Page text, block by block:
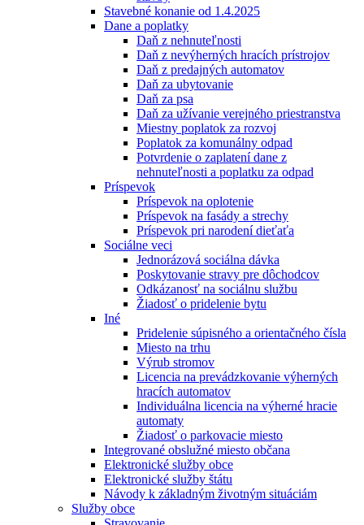
Stavebné konanie od 1.4.2025
Dane a poplatky
Daň z nehnuteľnosti
Daň z nevýherných hracích prístrojov
Daň z predajných automatov
Daň za ubytovanie
Daň za psa
Daň za užívanie verejného priestranstva
Miestny poplatok za rozvoj
Poplatok za komunálny odpad
Potvrdenie o zaplatení dane z
nehnuteľnosti a poplatku za odpad
Príspevok
Príspevok na oplotenie
Príspevok na fasády a strechy
Príspevok pri narodení dieťaťa
Sociálne veci
Jednorázová sociálna dávka
Poskytovanie stravy pre dôchodcov
Odkázanosť na sociálnu službu
Žiadosť o pridelenie bytu
Iné
Pridelenie súpisného a orientačného čísla
Miesto na trhu
Výrub stromov
Licencia na prevádzkovanie výherných
hracích automatov
Individuálna licencia na výherné hracie
automaty
Žiadosť o parkovacie miesto
Integrované obslužné miesto občana
Elektronické služby obce
Elektronické služby štátu
Návody k základným životným situáciám
Služby obce